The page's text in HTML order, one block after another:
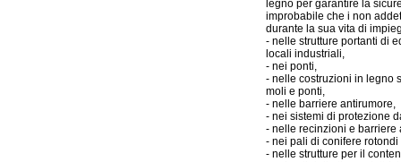
legno per garantire la
improbabile che i non
durante la sua vita di
- nelle strutture portanti di
locali industriali,
- nei ponti,
- nelle costruzioni in legno
moli e ponti,
- nelle barriere antirumore,
- nei sistemi di protezione
- nelle recinzioni e barriere
- nei pali di conifere
- nelle strutture per il